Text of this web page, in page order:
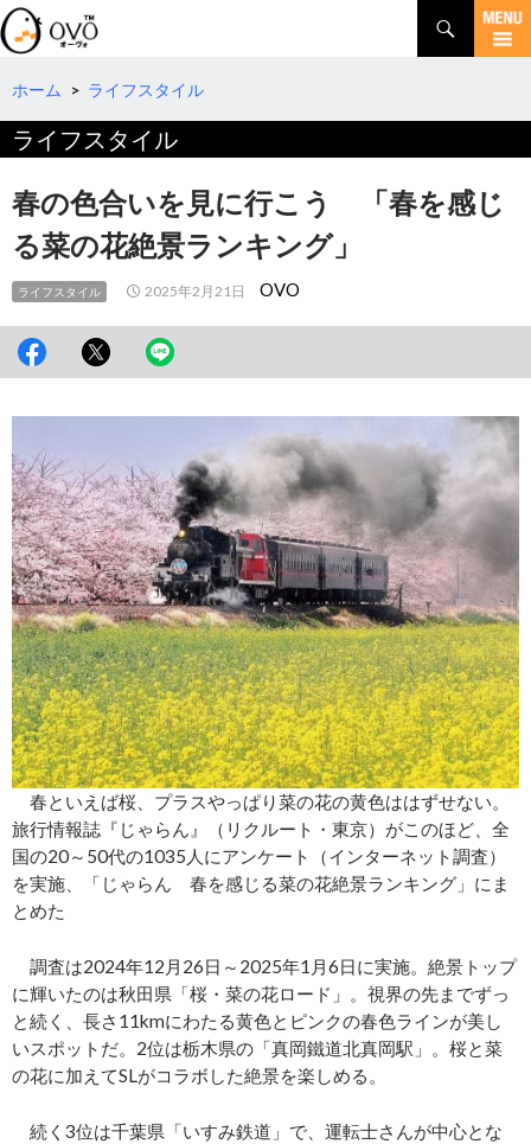
検
索
コ
テ
ツ
へ
移
動
ホーム > ライフスタイル
ライフスタイル
春の色合いを見に行こう 「春を感じ
る菜の花絶景ランキング」
ライフスタイル 2025年2月21日 OVO
春といえば桜、プラスやっぱり菜の花の黄色ははずせない。
旅行情報誌『じゃらん』（リクルート・東京）がこのほど、全
国の20～50代の1035人にアンケート（インターネット調査）
を実施、「じゃらん 春を感じる菜の花絶景ランキング」にま
とめた
調査は2024年12月26日～2025年1月6日に実施。絶景トップ
に輝いたのは秋田県「桜・菜の花ロード」。視界の先までずっ
と続く、長さ11kmにわたる黄色とピンクの春色ラインが美し
いスポットだ。2位は栃木県の「真岡鐵道北真岡駅」。桜と菜
の花に加えてSLがコラボした絶景を楽しめる。
続く3位は千葉県「いすみ鉄道」で、運転士さんが中心とな